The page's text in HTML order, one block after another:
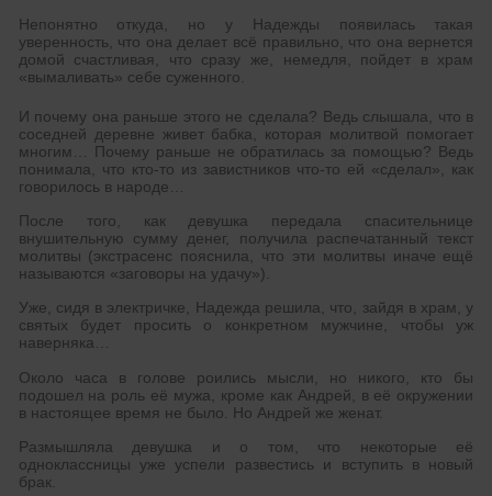
Непонятно откуда, но у Надежды появилась такая
уверенность, что она делает всё правильно, что она вернется
домой счастливая, что сразу же, немедля, пойдет в храм
«вымаливать» себе суженного.
И почему она раньше этого не сделала? Ведь слышала, что в
соседней деревне живет бабка, которая молитвой помогает
многим… Почему раньше не обратилась за помощью? Ведь
понимала, что кто-то из завистников что-то ей «сделал», как
говорилось в народе…
После того, как девушка передала спасительнице
внушительную сумму денег, получила распечатанный текст
молитвы (экстрасенс пояснила, что эти молитвы иначе ещё
называются «заговоры на удачу»).
Уже, сидя в электричке, Надежда решила, что, зайдя в храм, у
святых будет просить о конкретном мужчине, чтобы уж
наверняка…
Около часа в голове роились мысли, но никого, кто бы
подошел на роль её мужа, кроме как Андрей, в её окружении
в настоящее время не было. Но Андрей же женат.
Размышляла девушка и о том, что некоторые её
одноклассницы уже успели развестись и вступить в новый
брак.